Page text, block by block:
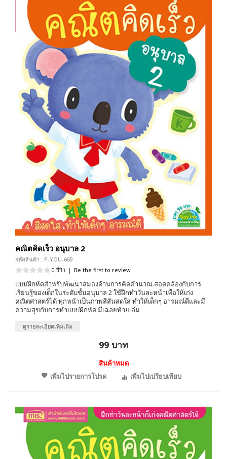
คณิตคิดเร็ว อนุบาล 2
รหัสสินค้า : P-YOU-669
0 รีวิว | Be the first to review
แบบฝึกหัดสำหรับพัฒนาสมองด้านการคิดคำนวณ สอดคล้องกับการ
เรียนรู้ของเด็กในระดับชั้นอนุบาล 2 ใช้ฝึกทำวันละหน้าเพื่อให้เก่ง
คณิตศาสตร์ได้ ทุกหน้าเป็นภาพสีสันสดใส ทำให้เด็กๆ อารมณ์ดีและมี
ความสุขกับการทำแบบฝึกหัด มีเฉลยท้ายเล่ม
ดูรายละเอียดเพิ่มเติม
99 บาท
สินค้าหมด
เพิ่มไปรายการโปรด
เพิ่มไปเปรียบเทียบ